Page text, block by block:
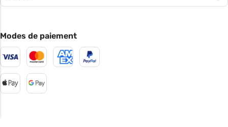
Modes de paiement